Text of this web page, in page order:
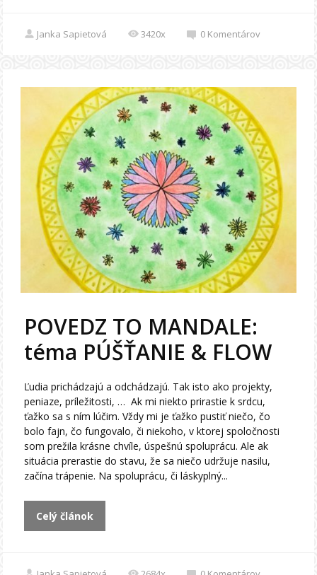
Janka Sapietová 3420x 0 Komentárov
POVEDZ TO MANDALE:
téma PÚŠŤANIE & FLOW
Ľudia prichádzajú a odchádzajú. Tak isto ako projekty,
peniaze, príležitosti, … Ak mi niekto prirastie k srdcu,
ťažko sa s ním lúčim. Vždy mi je ťažko pustiť niečo, čo
bolo fajn, čo fungovalo, či niekoho, v ktorej spoločnosti
som prežila krásne chvíle, úspešnú spoluprácu. Ale ak
situácia prerastie do stavu, že sa niečo udržuje nasilu,
začína trápenie. Na spoluprácu, či láskyplný...
Celý článok